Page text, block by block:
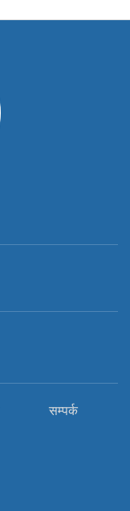
सम्पर्क